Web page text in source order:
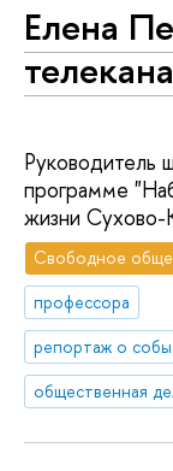
Елена
Руководитель
программе
жизни Сухово-
Свободное
профессора
репортаж о
общественная